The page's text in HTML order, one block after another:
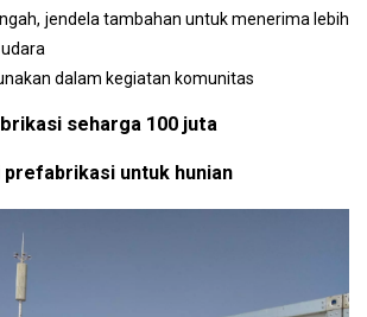
jendela tambahan untuk menerima lebih
dalam kegiatan komunitas
seharga 100 juta
prefabrikasi untuk hunian